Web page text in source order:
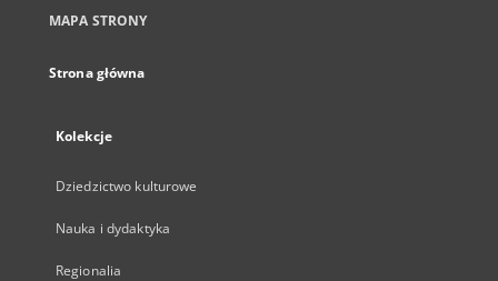
MAPA STRONY
Strona główna
Kolekcje
Dziedzictwo kulturowe
Nauka i dydaktyka
Regionalia